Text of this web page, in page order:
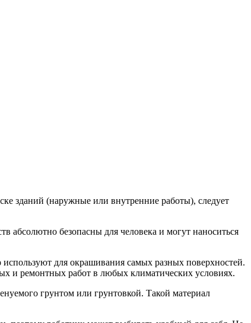
зданий (наружные или внутренние работы), следует
абсолютно безопасны для человека и могут наноситься
для окрашивания самых разных поверхностей.
и ремонтных работ в любых климатических условиях.
грунтом или грунтовкой. Такой материал